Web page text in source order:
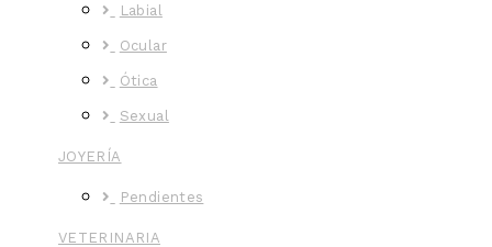
Labial
Ocular
Ótica
Sexual
JOYERÍA
Pendientes
VETERINARIA